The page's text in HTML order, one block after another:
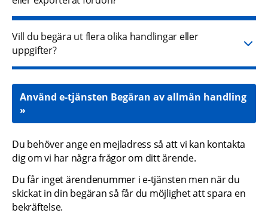
Vill du begära ut flera olika handlingar eller
uppgifter?
Använd e-tjänsten Begäran av allmän handling
Du behöver ange en mejladress så att vi kan kontakta
dig om vi har några frågor om ditt ärende.
Du får inget ärendenummer i e-tjänsten men när du
skickat in din begäran så får du möjlighet att spara en
bekräftelse.